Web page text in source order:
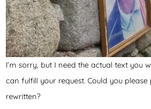
I’m sorry, but I need the actual text you
can fulfill your request. Could you
rewritten?